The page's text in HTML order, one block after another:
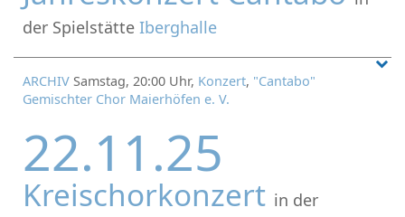
der Spielstätte Iberghalle
ARCHIV Samstag, 20:00 Uhr, Konzert, "Cantabo"
Gemischter Chor Maierhöfen e. V.
22.11.25
Kreischorkonzert in der